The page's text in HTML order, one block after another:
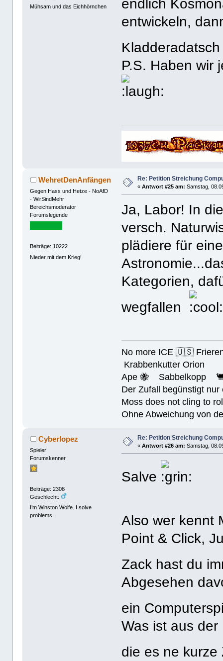
Mühsam und das Eichhörnchen
endlich
entwickeln,
P.S. Haben wir
WehretDenAnfängen
Gegen Hass und Hetze - NoAfD
- WirSindMehr
Bereichsmoderator
Forumslegende
Beiträge: 10222
Nieder mit dem Krieg!
Re: Petition Streichung
«Antwort #25 am: Samstag,
Ja, Labor! In
versch.
plädiere für
Kategorien,
wegfallen
No more ICE 🇺🇸
Krabbenkutter Orion
Ape 🐝 Sabbelkopp
Der Zufall begünstigt
Moss does not cling to
Ohne Abweichung von
Cyberlopez
Spieler
Forumskenner
Beiträge: 2308
Geschlecht:
I’m Winston Wolfe. I solve
problems.
Re: Petition Streichung
«Antwort #26 am: Samstag,
Salve
Also wer kennt
Point & Click,
Zack hast du
Abgesehen
ein
Was ist aus
die es ne